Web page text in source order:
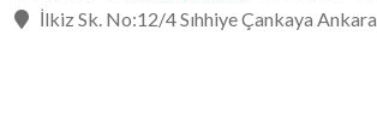
İlkiz Sk. No:12/4 Sıhhiye Çankaya Ankara